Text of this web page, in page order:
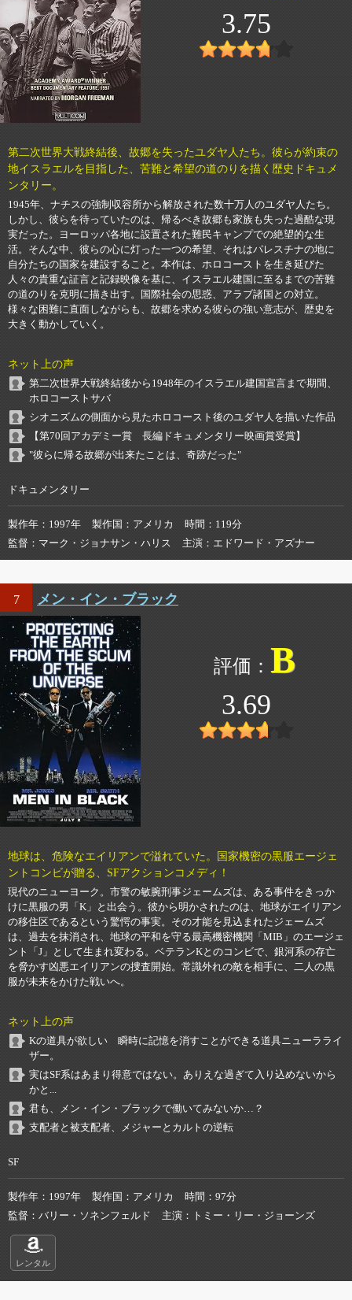
3.75
第二次世界大戦終結後、故郷を失ったユダヤ人たち。彼らが約束の
地イスラエルを目指した、苦難と希望の道のりを描く歴史ドキュメ
ンタリー。
1945年、ナチスの強制収容所から解放された数十万人のユダヤ人たち。
しかし、彼らを待っていたのは、帰るべき故郷も家族も失った過酷な現
実だった。ヨーロッパ各地に設置された難民キャンプでの絶望的な生
活。そんな中、彼らの心に灯った一つの希望、それはパレスチナの地に
自分たちの国家を建設すること。本作は、ホロコーストを生き延びた
人々の貴重な証言と記録映像を基に、イスラエル建国に至るまでの苦難
の道のりを克明に描き出す。国際社会の思惑、アラブ諸国との対立。
様々な困難に直面しながらも、故郷を求める彼らの強い意志が、歴史を
大きく動かしていく。
ネット上の声
第二次世界大戦終結後から1948年のイスラエル建国宣言まで期間、
ホロコーストサバ
シオニズムの側面から見たホロコースト後のユダヤ人を描いた作品
【第70回アカデミー賞 長編ドキュメンタリー映画賞受賞】
"彼らに帰る故郷が出来たことは、奇跡だった"
ドキュメンタリー
製作年 1997年 製作国 アメリカ 時間
119分
監督
マーク・ジョナサン・ハリス 主演 エドワード・アズナー
7 メン・イン・ブラック
B
3.69
地球は、危険なエイリアンで溢れていた。国家機密の黒服エージェ
ントコンビが贈る、SFアクションコメディ！
現代のニューヨーク。市警の敏腕刑事ジェームズは、ある事件をきっか
けに黒服の男「K」と出会う。彼から明かされたのは、地球がエイリアン
の移住区であるという驚愕の事実。その才能を見込まれたジェームズ
は、過去を抹消され、地球の平和を守る最高機密機関「MIB」のエージェ
ント「J」として生まれ変わる。ベテランKとのコンビで、銀河系の存亡
を脅かす凶悪エイリアンの捜査開始。常識外れの敵を相手に、二人の黒
服が未来をかけた戦いへ。
ネット上の声
Kの道具が欲しい 瞬時に記憶を消すことができる道具ニューラライ
ザー。
実はSF系はあまり得意ではない。ありえな過ぎて入り込めないから
かと...
君も、メン・イン・ブラックで働いてみないか…？
支配者と被支配者、メジャーとカルトの逆転
SF
製作年 1997年 製作国 アメリカ 時間
97分
監督
バリー・ソネンフェルド 主演 トミー・リー・ジョーンズ
レンタル